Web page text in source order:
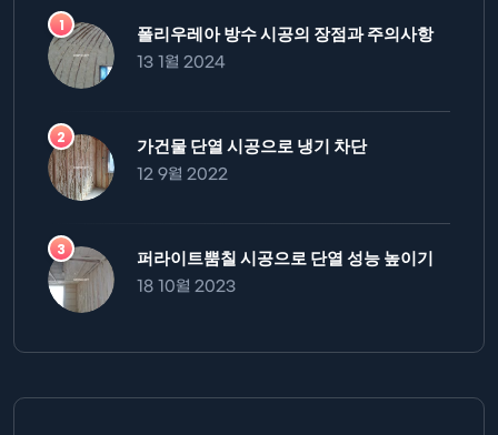
폴리우레아 방수 시공의 장점과 주의사항
13 1월 2024
가건물 단열 시공으로 냉기 차단
12 9월 2022
퍼라이트뿜칠 시공으로 단열 성능 높이기
18 10월 2023